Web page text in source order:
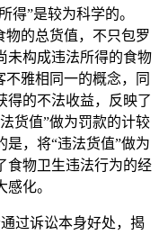
”是较为科学的。
物的总货值，不只包罗
未构成违法所得的食物
不雅相同一的概念，同
得的不法收益，反映了
货值”做为罚款的计较
是，将“违法货值”做为
食物卫生违法行为的经
化。
过诉讼本身好处，揭